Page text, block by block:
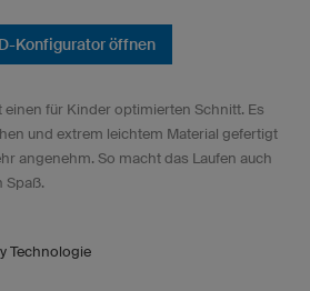
Konfigurator öffnen
einen für Kinder optimierten Schnitt. Es
und extrem leichtem Material gefertigt
angenehm. So macht das Laufen auch
Spaß.
Technologie